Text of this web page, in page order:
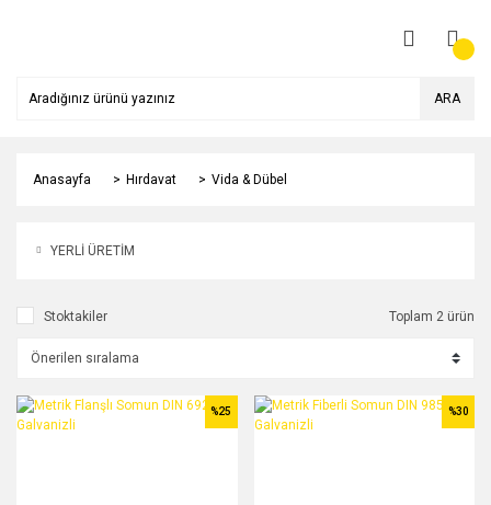
ARA
Anasayfa Hırdavat Vida & Dübel
YERLİ ÜRETİM
Stoktakiler Toplam 2 ürün
%25 %30